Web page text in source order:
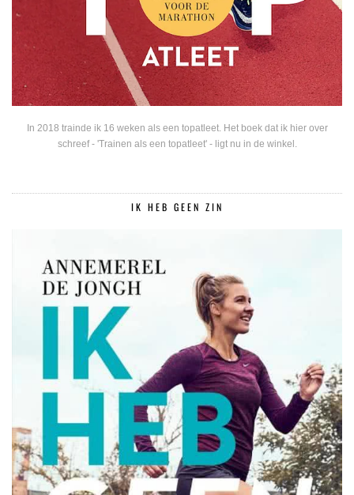
In 2018 trainde ik 16 weken als een topatleet. Het boek dat ik hier over
schreef - 'Trainen als een topatleet' - ligt nu in de winkel.
IK HEB GEEN ZIN